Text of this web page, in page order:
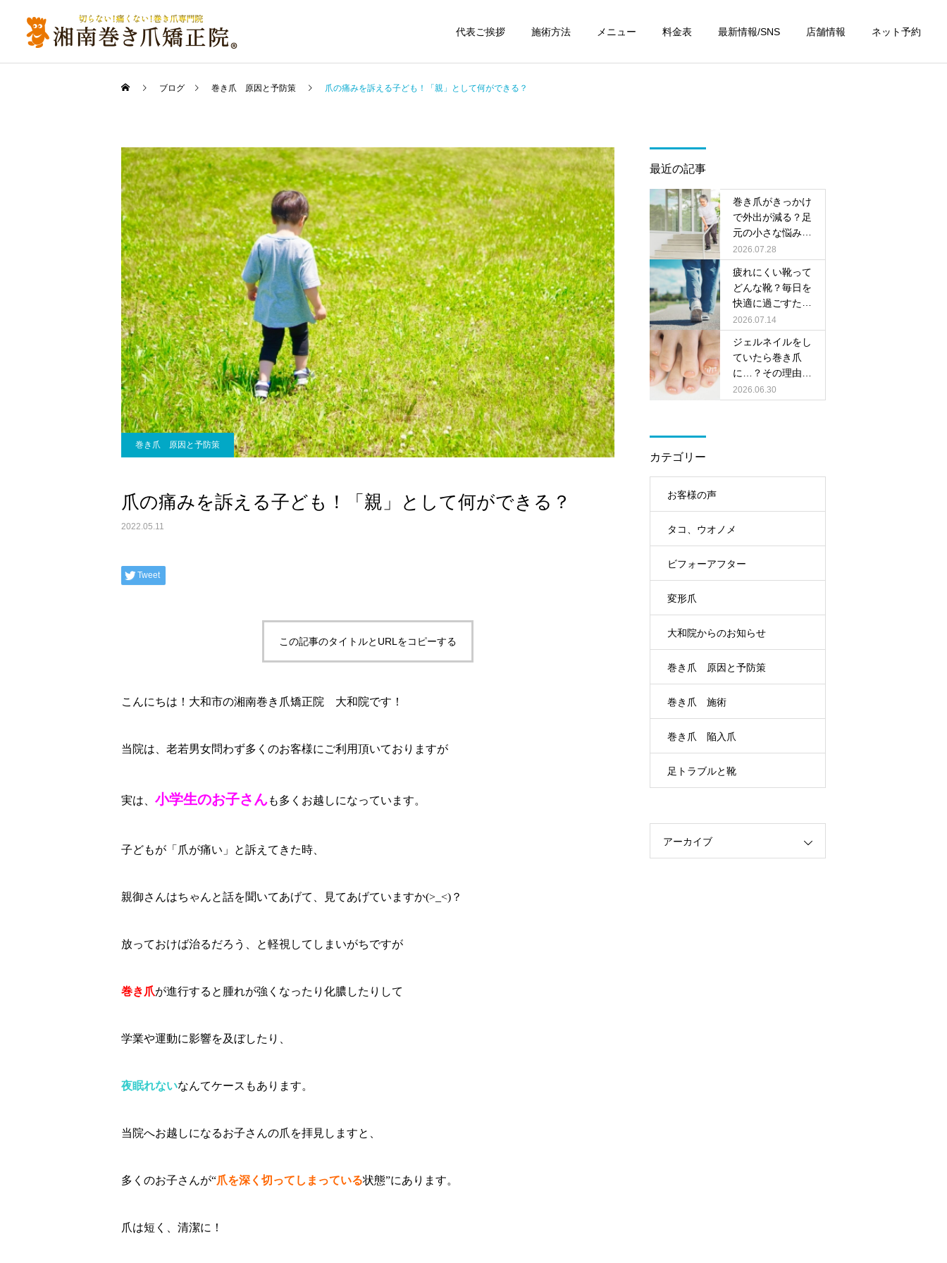
代表ご挨拶 施術方法 メニュー 料金表 最新情報/SNS 店舗情報 ネット予約
ブログ 巻き爪 原因と予防策 爪の痛みを訴える子ども！「親」として何ができる？
巻き爪 原因と予防策
爪の痛みを訴える子ども！「親」として何ができる？
2022.05.11
Tweet
この記事のタイトルとURLをコピーする
こんにちは！大和市の湘南巻き爪矯正院 大和院です！
当院は、老若男女問わず多くのお客様にご利用頂いておりますが
実は、 小学生のお子さんも多くお越しになっています。
子どもが「爪が痛い」と訴えてきた時、
親御さんはちゃんと話を聞いてあげて、見てあげていますか(>_<)？
放っておけば治るだろう、と軽視してしまいがちですが
巻き爪が進行すると腫れが強くなったり化膿したりして
学業や運動に影響を及ぼしたり、
夜眠れないなんてケースもあります。
当院へお越しになるお子さんの爪を拝見しますと、
多くのお子さんが“爪を深く切ってしまっている状態”にあります。
爪は短く、清潔に！
最近の記事
巻き爪がきっかけ
で外出が減る？足
元の小さな悩みが
将来につながる理
由
2026.07.28
疲れにくい靴って
どんな靴？毎日を
快適に過ごすため
の靴選びのポイン
トをご紹介！
2026.07.14
ジェルネイルをし
ていたら巻き爪
に…？その理由と
足元ケアのポイン
ト
2026.06.30
カテゴリー
お客様の声
タコ、ウオノメ
ビフォーアフター
変形爪
大和院からのお知らせ
巻き爪 原因と予防策
巻き爪 施術
巻き爪 陥入爪
足トラブルと靴
アーカイブ